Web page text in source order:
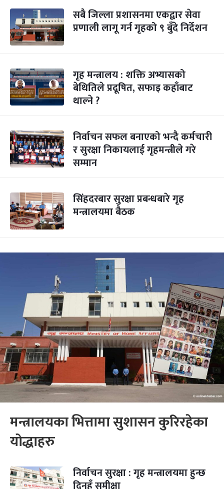
सबै जिल्ला प्रशासनमा एकद्वार सेवा
प्रणाली लागू गर्न गृहको ९ बुँदे निर्देशन
गृह मन्त्रालय : शक्ति अभ्यासको
बेथितिले प्रदूषित, सफाइ कहाँबाट
थाल्ने ?
निर्वाचन सफल बनाएको भन्दै कर्मचारी
र सुरक्षा निकायलाई गृहमन्त्रीले गरे
सम्मान
सिंहदरबार सुरक्षा प्रबन्धबारे गृह
मन्त्रालयमा बैठक
मन्त्रालयका भित्तामा सुशासन कुरिरहेका
योद्धाहरु
निर्वाचन सुरक्षा : गृह मन्त्रालयमा हुन्छ